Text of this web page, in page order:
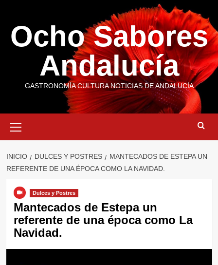
contenido
Ocho Sabores
Andalucía
GASTRONOMÍA CULTURA NOTICIAS DE ANDALUCÍA
primario
INICIO DULCES Y POSTRES
MANTECADOS DE ESTEPA UN
REFERENTE DE UNA ÉPOCA COMO LA NAVIDAD.
Dulces y Postres
Mantecados de Estepa un
referente de una época como La
Navidad.